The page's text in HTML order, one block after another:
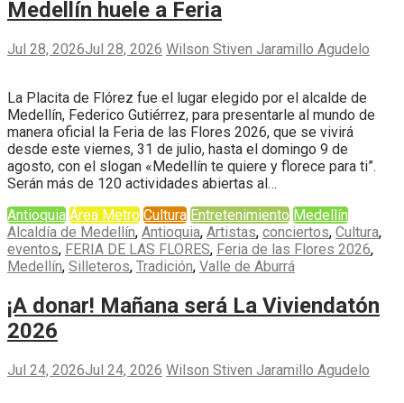
Medellín huele a Feria
Jul 28, 2026Jul 28, 2026 Wilson Stiven Jaramillo Agudelo
La Placita de Flórez fue el lugar elegido por el alcalde de
Medellín, Federico Gutiérrez, para presentarle al mundo de
manera oficial la Feria de las Flores 2026, que se vivirá
desde este viernes, 31 de julio, hasta el domingo 9 de
agosto, con el slogan «Medellín te quiere y florece para ti”.
Serán más de 120 actividades abiertas al…
Antioquia Área Metro Cultura Entretenimiento Medellín
Alcaldía de Medellín, Antioquia, Artistas, conciertos, Cultura,
eventos, FERIA DE LAS FLORES, Feria de las Flores 2026,
Medellín, Silleteros, Tradición, Valle de Aburrá
¡A donar! Mañana será La Viviendatón
2026
Jul 24, 2026Jul 24, 2026 Wilson Stiven Jaramillo Agudelo